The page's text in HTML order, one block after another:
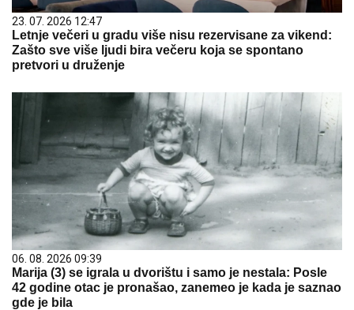
23. 07. 2026 12:47
Letnje večeri u gradu više nisu rezervisane za vikend:
Zašto sve više ljudi bira večeru koja se spontano
pretvori u druženje
06. 08. 2026 09:39
Marija (3) se igrala u dvorištu i samo je nestala: Posle
42 godine otac je pronašao, zanemeo je kada je saznao
gde je bila